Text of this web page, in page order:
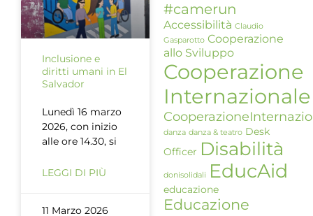
Inclusione e
diritti umani in El
Salvador
Lunedì 16 marzo
2026, con inizio
alle ore 14.30, si
LEGGI DI PIÙ
11 Marzo 2026
#camerun
Accessibilità Claudio
Gasparotto Cooperazione
allo Sviluppo
Cooperazione
Internazionale
danza danza & teatro Desk
Officer Disabilità
donisolidali EducAid
educazione
Educazione